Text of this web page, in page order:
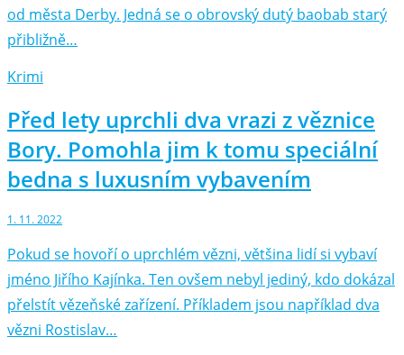
od města Derby. Jedná se o obrovský dutý baobab starý
přibližně…
Krimi
Před lety uprchli dva vrazi z věznice
Bory. Pomohla jim k tomu speciální
bedna s luxusním vybavením
1. 11. 2022
Pokud se hovoří o uprchlém vězni, většina lidí si vybaví
jméno Jiřího Kajínka. Ten ovšem nebyl jediný, kdo dokázal
přelstít vězeňské zařízení. Příkladem jsou například dva
vězni Rostislav…